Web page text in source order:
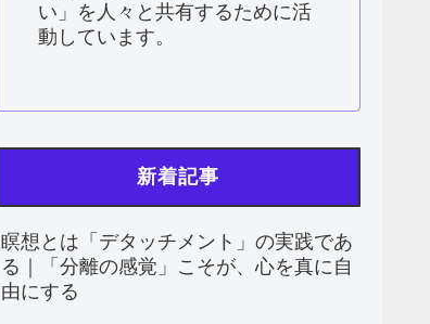
い」を人々と共有するために活
動しています。
新着記事
瞑想とは「デタッチメント」の実践であ
る｜「分離の感覚」こそが、心を真に自
由にする